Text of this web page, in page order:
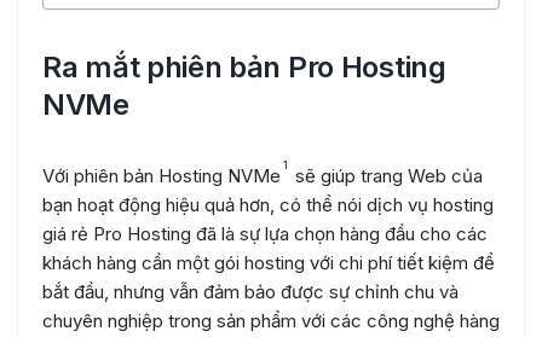
Ra mắt phiên bản Pro Hosting
NVMe
Với phiên bản Hosting NVMe 1
sẽ giúp trang Web của
bạn hoạt động hiệu quả hơn, có thể nói dịch vụ hosting
giá rẻ Pro Hosting đã là sự lựa chọn hàng đầu cho các
khách hàng cần một gói hosting với chi phí tiết kiệm để
bắt đầu, nhưng vẫn đảm bảo được sự chỉnh chu và
chuyên nghiệp trong sản phẩm với các công nghệ hàng